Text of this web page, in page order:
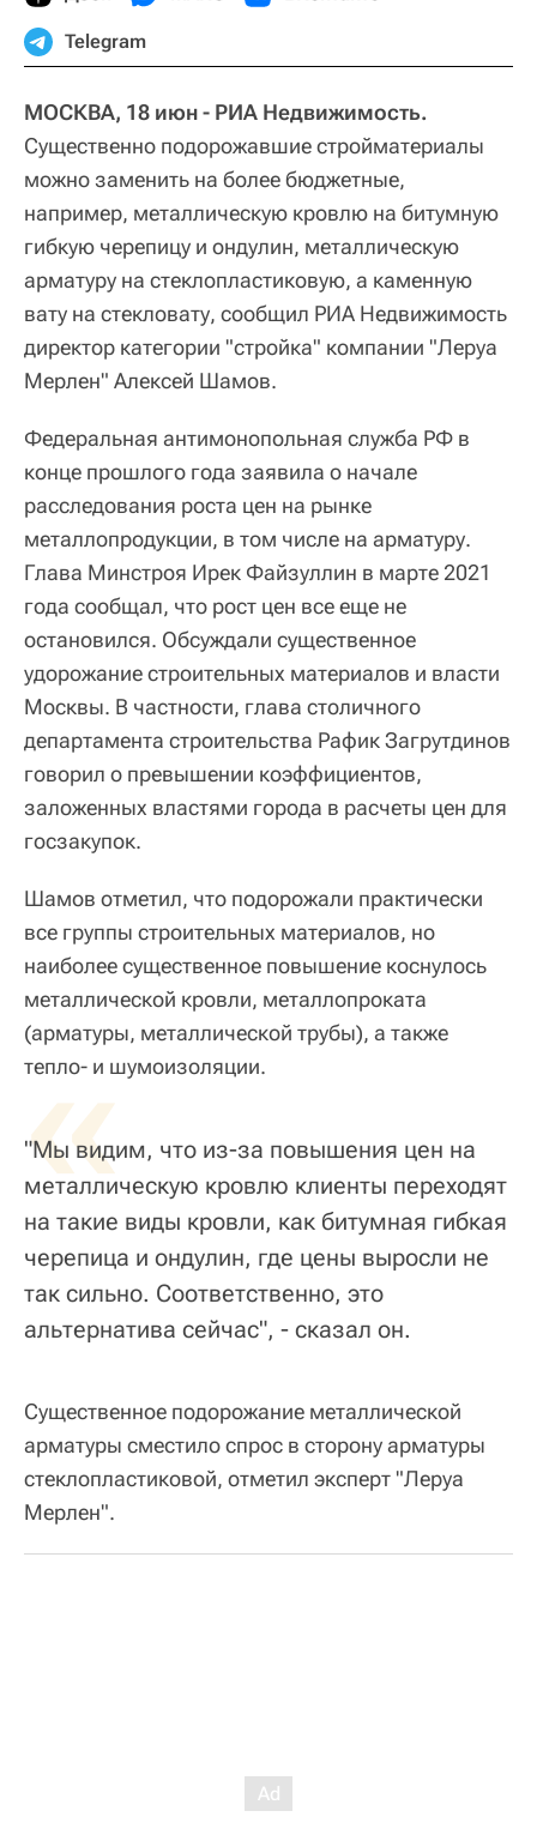
Telegram
МОСКВА, 18 июн - РИА Недвижимость.
Существенно подорожавшие стройматериалы
можно заменить на более бюджетные,
например, металлическую кровлю на битумную
гибкую черепицу и ондулин, металлическую
арматуру на стеклопластиковую, а каменную
вату на стекловату, сообщил РИА Недвижимость
директор категории "стройка" компании "Леруа
Мерлен" Алексей Шамов.
Федеральная антимонопольная служба РФ в
конце прошлого года заявила о начале
расследования роста цен на рынке
металлопродукции, в том числе на арматуру.
Глава Минстроя Ирек Файзуллин в марте 2021
года сообщал, что рост цен все еще не
остановился. Обсуждали существенное
удорожание строительных материалов и власти
Москвы. В частности, глава столичного
департамента строительства Рафик Загрутдинов
говорил о превышении коэффициентов,
заложенных властями города в расчеты цен для
госзакупок.
Шамов отметил, что подорожали практически
все группы строительных материалов, но
наиболее существенное повышение коснулось
металлической кровли, металлопроката
(арматуры, металлической трубы), а также
тепло- и шумоизоляции.
«
"Мы видим, что из-за повышения цен на
металлическую кровлю клиенты переходят
на такие виды кровли, как битумная гибкая
черепица и ондулин, где цены выросли не
так сильно. Соответственно, это
альтернатива сейчас", - сказал он.
Существенное подорожание металлической
арматуры сместило спрос в сторону арматуры
стеклопластиковой, отметил эксперт "Леруа
Мерлен".